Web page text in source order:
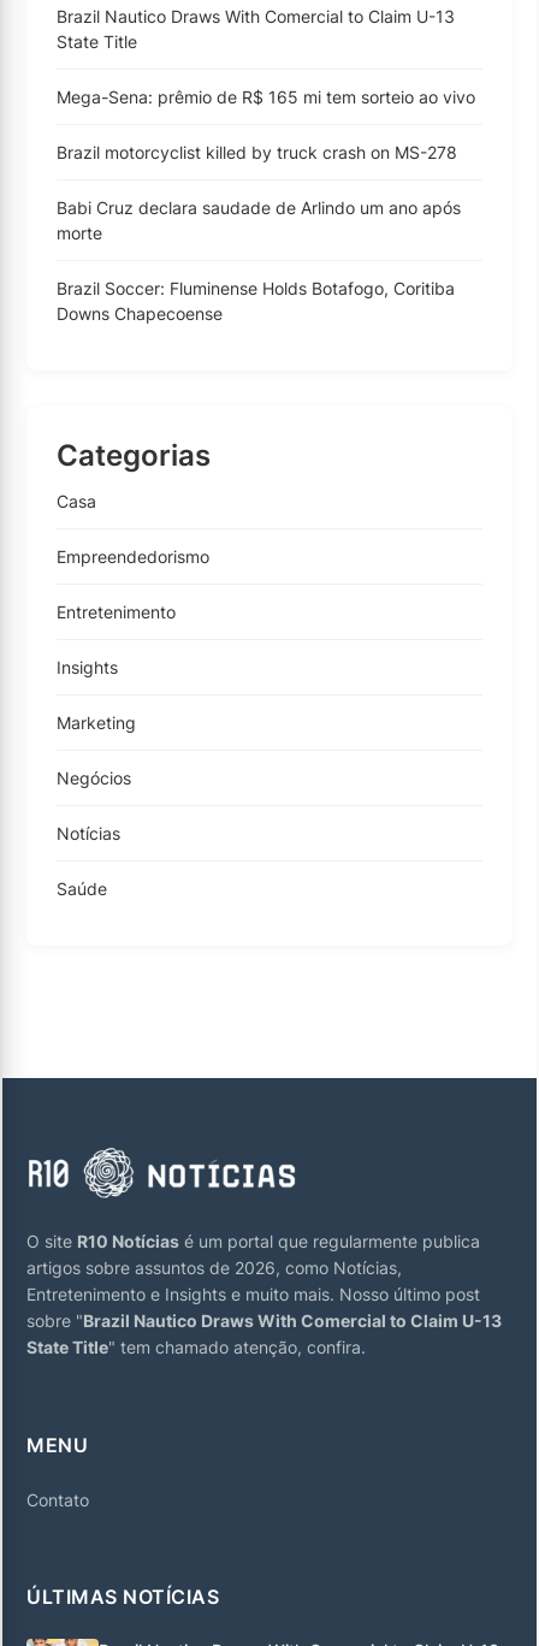
Brazil Nautico Draws With Comercial to Claim U-13
State Title
Mega-Sena: prêmio de R$ 165 mi tem sorteio ao vivo
Brazil motorcyclist killed by truck crash on MS-278
Babi Cruz declara saudade de Arlindo um ano após
morte
Brazil Soccer: Fluminense Holds Botafogo, Coritiba
Downs Chapecoense
Categorias
Casa
Empreendedorismo
Entretenimento
Insights
Marketing
Negócios
Notícias
Saúde
O site R10 Notícias é um portal que regularmente publica
artigos sobre assuntos de 2026, como Notícias,
Entretenimento e Insights e muito mais. Nosso último post
sobre "Brazil Nautico Draws With Comercial to Claim U-13
State Title" tem chamado atenção, confira.
MENU
Contato
ÚLTIMAS NOTÍCIAS